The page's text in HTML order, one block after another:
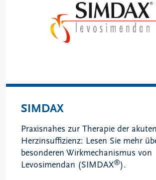
SIMDAX
Praxisnahes zur Therapie der akuten
Herzinsuffizienz: Lesen Sie mehr
besonderen Wirkmechanismus von
Levosimendan (SIMDAX®).